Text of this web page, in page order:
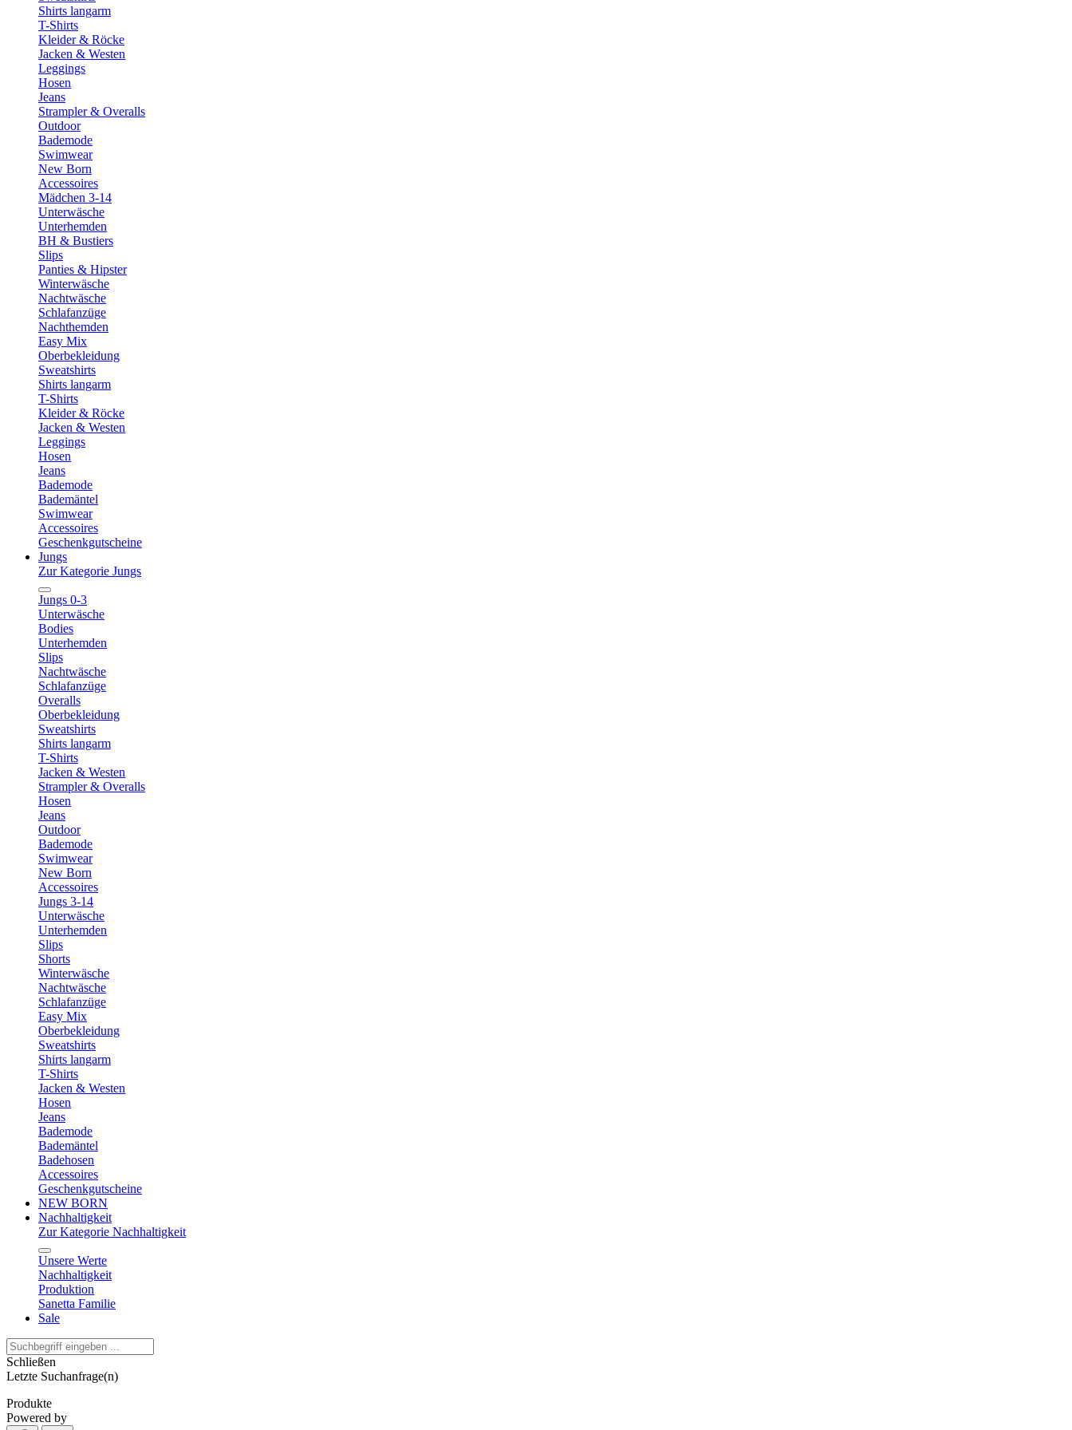
Shirts langarm
T-Shirts
Kleider & Röcke
Jacken & Westen
Leggings
Hosen
Jeans
Strampler & Overalls
Outdoor
Bademode
Swimwear
New Born
Accessoires
Mädchen 3-14
Unterwäsche
Unterhemden
BH & Bustiers
Slips
Panties & Hipster
Winterwäsche
Nachtwäsche
Schlafanzüge
Nachthemden
Easy Mix
Oberbekleidung
Sweatshirts
Shirts langarm
T-Shirts
Kleider & Röcke
Jacken & Westen
Leggings
Hosen
Jeans
Bademode
Bademäntel
Swimwear
Accessoires
Geschenkgutscheine
Jungs
Zur Kategorie Jungs
Jungs 0-3
Unterwäsche
Bodies
Unterhemden
Slips
Nachtwäsche
Schlafanzüge
Overalls
Oberbekleidung
Sweatshirts
Shirts langarm
T-Shirts
Jacken & Westen
Strampler & Overalls
Hosen
Jeans
Outdoor
Bademode
Swimwear
New Born
Accessoires
Jungs 3-14
Unterwäsche
Unterhemden
Slips
Shorts
Winterwäsche
Nachtwäsche
Schlafanzüge
Easy Mix
Oberbekleidung
Sweatshirts
Shirts langarm
T-Shirts
Jacken & Westen
Hosen
Jeans
Bademode
Bademäntel
Badehosen
Accessoires
Geschenkgutscheine
NEW BORN
Nachhaltigkeit
Zur Kategorie Nachhaltigkeit
Unsere Werte
Nachhaltigkeit
Produktion
Sanetta Familie
Sale
Schließen
Letzte Suchanfrage(n)
Produkte
Powered by